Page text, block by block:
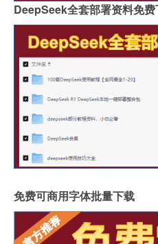
DeepSeek全套部署资料免
免费可商用字体批量下载